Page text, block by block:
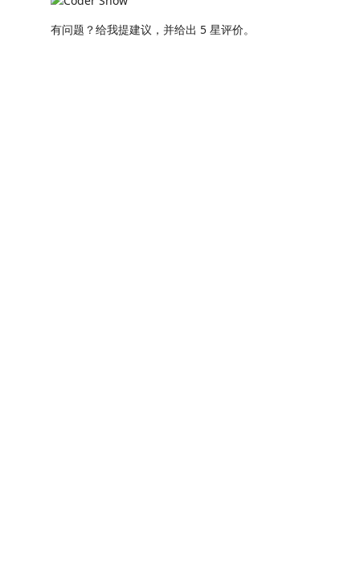
有问题？给我提建议，并给出 5 星评价。